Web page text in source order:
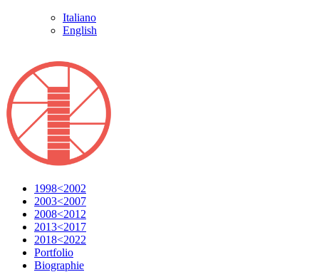
Italiano
English
1998<2002
2003<2007
2008<2012
2013<2017
2018<2022
Portfolio
Biographie